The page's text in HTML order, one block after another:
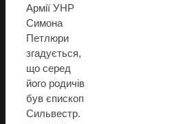
Армії УНР
Симона
Петлюри
згадується,
що серед
його родичів
був єпископ
Сильвестр.